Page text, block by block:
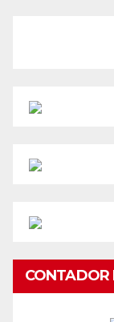
CONTADOR